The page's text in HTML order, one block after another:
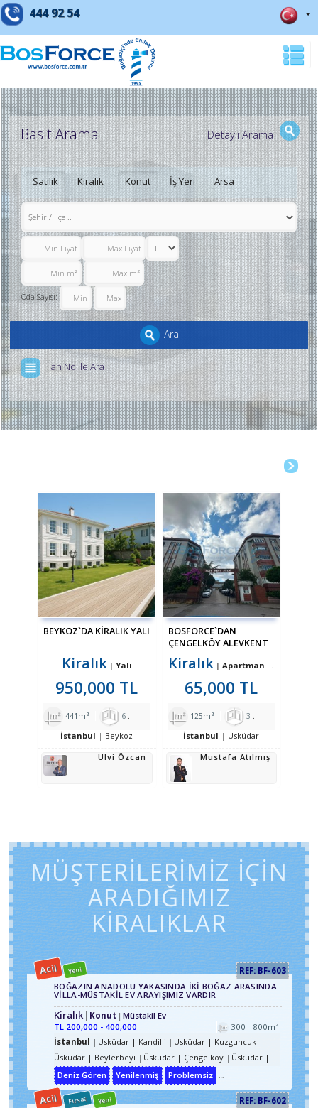
444 92 54
Basit Arama Detaylı Arama
Satılık Kiralık Konut İş Yeri Arsa
Oda Sayısı:
Ara
İlan No İle Ara
BEYKOZ`DA KİRALIK YALI
Kiralık Yalı
950,000 TL
441m² 6 5
İstanbul
Beykoz
Ulvi Özcan
BOSFORCE`DAN
ÇENGELKÖY ALEVKENT
SİTESİNDE 3+1 KİRALIK
DAİRE
Kiralık Apartman Dairesi
65,000 TL
125m² 3
İstanbul
Üsküdar
Mustafa Atılmış
MÜŞTERİLERİMİZ İÇİN
ARADIĞIMIZ
KİRALIKLAR
Acil Yeni
BOĞAZIN ANADOLU YAKASINDA İKİ BOĞAZ ARASINDA
VİLLA-MÜSTAKİL EV ARAYIŞIMIZ VARDIR
Kiralık Konut Müstakil Ev
REF: BF-603
TL 200,000 - 400,000
300 - 800m²
İstanbul
Üsküdar | Kandilli
Üsküdar | Kuzguncuk
Üsküdar | Beylerbeyi
Üsküdar | Çengelköy
Üsküdar |
Kandilli
Üsküdar | Kandilli | Küçüksu
Deniz Gören Yenilenmiş Problemsiz Luks Emlaklar
Acil Fırsat Yeni REF: BF-602